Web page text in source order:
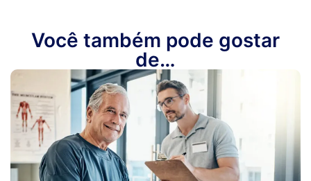
Você também pode gostar
de…